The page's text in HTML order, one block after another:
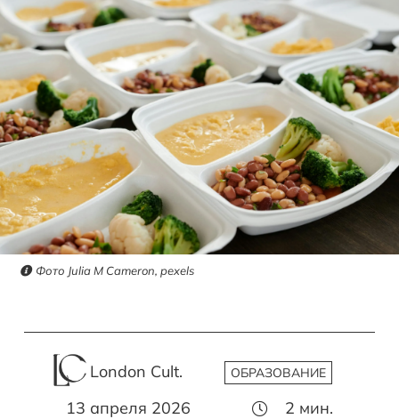
Фото Julia M Cameron, pexels
London Cult. ОБРАЗОВАНИЕ
13 апреля 2026 2 мин.